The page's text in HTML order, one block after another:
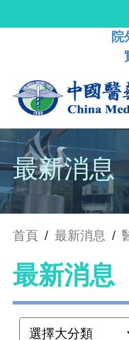
院
最新消息
首頁 / 最新消息 /
最新消息